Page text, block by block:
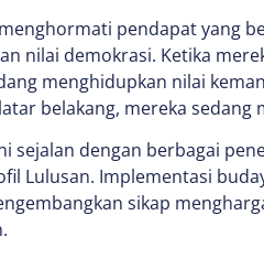
pendapat yang
nilai demokrasi. Ketika
menghidupkan nilai
belakang, mereka sedang
sejalan dengan berbagai
Lulusan. Implementasi
sikap